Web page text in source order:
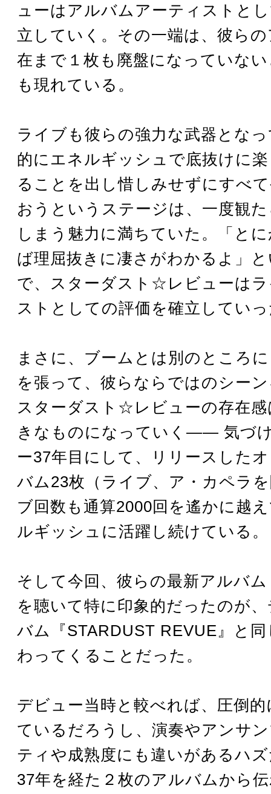
ューはアルバムアーティストと
立していく。その一端は、彼ら
在まで１枚も廃盤になっていな
も現れている。
ライブも彼らの強力な武器とな
的にエネルギッシュで底抜けに
ることを出し惜しみせずにすべ
おうというステージは、一度観
しまう魅力に満ちていた。「と
ば理屈抜きに凄さがわかるよ」
で、スターダスト☆レビューは
ストとしての評価を確立してい
まさに、ブームとは別のところ
を張って、彼らならではのシー
スターダスト☆レビューの存在
きなものになっていく―― 気づ
ー37年目にして、リリースした
バム23枚（ライブ、ア・カペラ
ブ回数も通算2000回を遙かに越
ルギッシュに活躍し続けている。
そして今回、彼らの最新アルバ
を聴いて特に印象的だったのが
バム『STARDUST REVUE』と
わってくることだった。
デビュー当時と較べれば、圧倒
ているだろうし、演奏やアンサ
ティや成熟度にも違いがあるハ
37年を経た２枚のアルバムから